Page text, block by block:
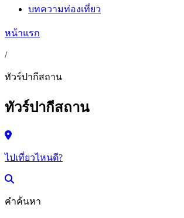
บทความท่องเที่ยว
หน้าแรก
/
ทัวร์ปากีสถาน
ทัวร์ปากีสถาน
ไปเที่ยวไหนดี?
คำค้นหา